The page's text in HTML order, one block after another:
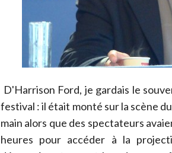
D'Harrison Ford, je gardais le
festival : il était monté sur la scène
main alors que des spectateurs
heures pour accéder à la